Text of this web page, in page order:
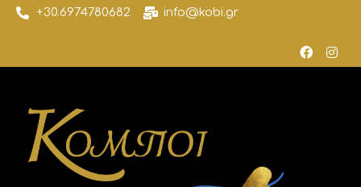
+30.6974780682 info@kobi.gr